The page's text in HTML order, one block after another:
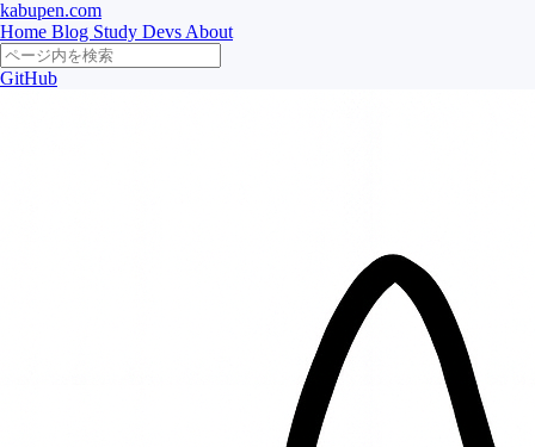
kabupen.com
Home Blog Study Devs About
GitHub